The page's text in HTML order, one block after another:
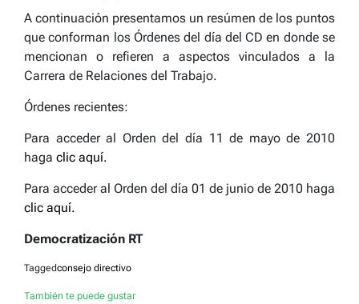
A continuación presentamos un resúmen de los puntos
que conforman los Órdenes del día del CD en donde se
mencionan o refieren a aspectos vinculados a la
Carrera de Relaciones del Trabajo.
Órdenes recientes:
Para acceder al Orden del día 11 de mayo de 2010
haga clic aquí.
Para acceder al Orden del día 01 de junio de 2010 haga
clic aquí.
Democratización RT
Taggedconsejo directivo
También te puede gustar